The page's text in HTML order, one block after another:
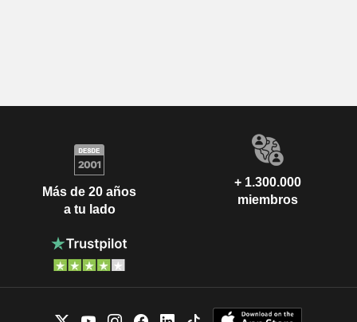
Más de 20 años
a tu lado
+ 1.300.000
miembros